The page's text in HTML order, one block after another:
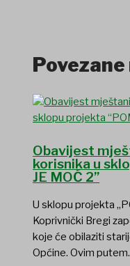
Obavijest
korisnika u
JE MOĆ 2”
U sklopu projekta
Koprivnički Bregi
koje će obilaziti
Općine. Ovim